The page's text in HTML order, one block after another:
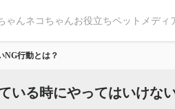
ゃんネコちゃんお役立ちペットメディ
NG行動とは？
いる時にやってはいけな